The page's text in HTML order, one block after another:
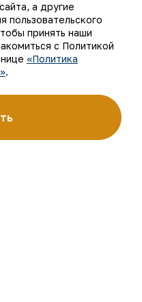
сайта
использования
а другие
пользовательского
принять наши
с Политикой
«Политика
.